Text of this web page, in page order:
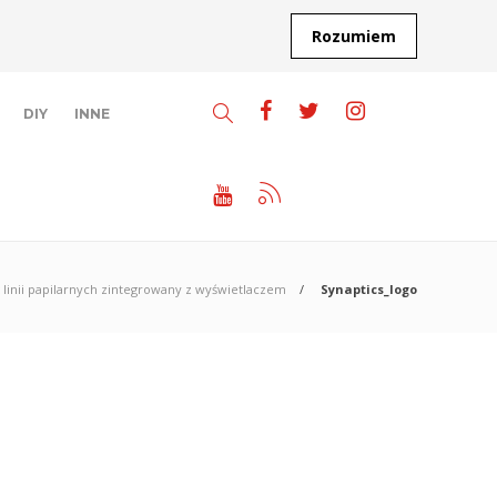
Rozumiem
DIY INNE
papilarnych zintegrowany z wyświetlaczem Synaptics_logo